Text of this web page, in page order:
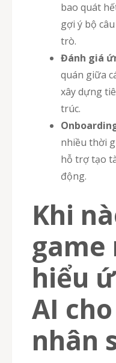
bao quát
gợi ý bộ
trò.
Đánh giá
quán giữa
xây dựng
trúc.
nhiều thời
hỗ trợ tạo
động.
Khi
game
hiểu
AI
nhân